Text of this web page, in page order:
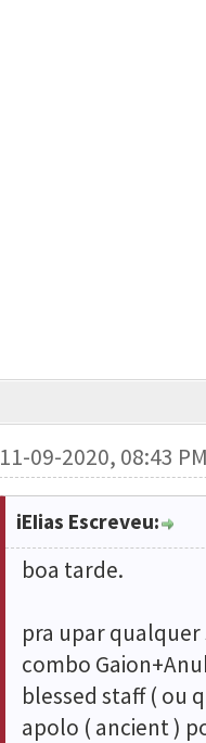
11-09-2020, 08:43
iEIias Escreveu:
boa tarde.
pra upar qualquer
combo
blessed staff ( ou
apolo ( ancient )